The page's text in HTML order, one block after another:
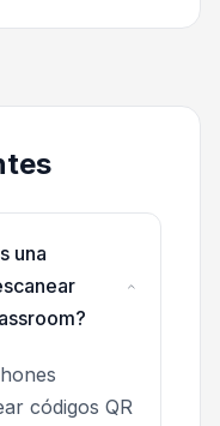
una
códigos QR